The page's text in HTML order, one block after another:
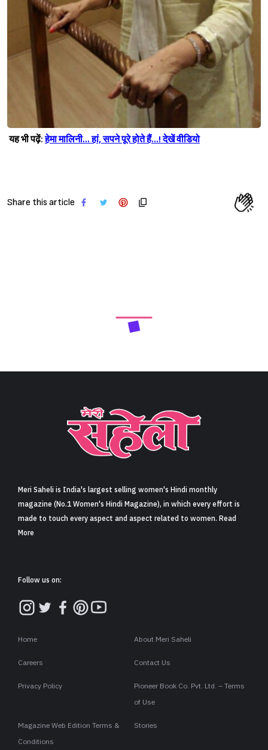
यह भी पढ़ें:हेमा मालिनी… हां, सपने पूरे होते हैं…! देखें वीडियो
Share this article
Meri Saheli is India's largest selling women's Hindi monthly
magazine (No.1 Women's Hindi Magazine), in which every effort is
made to touch every aspect and aspect related to women. Read
More
Follow us on:
Home About Meri Saheli
Careers Contact Us
Privacy Policy
Pioneer Book Co. Pvt. Ltd. – Terms
of Use
Magazine Web Edition Terms &
Conditions
Stories